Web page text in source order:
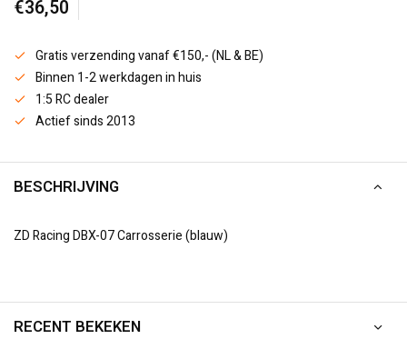
€36,50
Gratis verzending vanaf €150,- (NL & BE)
Binnen 1-2 werkdagen in huis
1:5 RC dealer
Actief sinds 2013
BESCHRIJVING
ZD Racing DBX-07 Carrosserie (blauw)
RECENT BEKEKEN